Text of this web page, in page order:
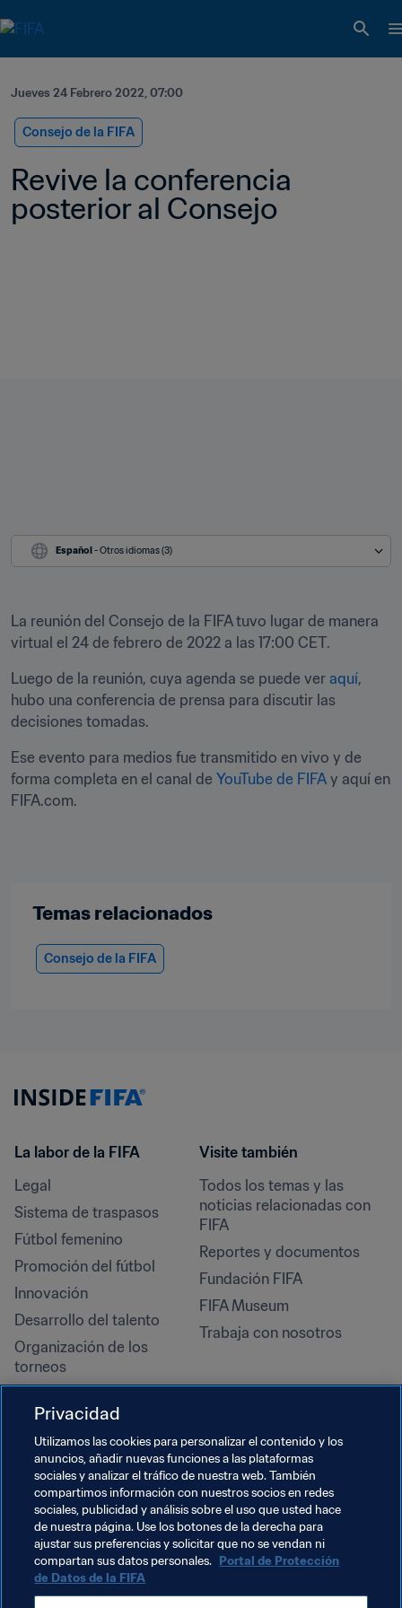
Jueves 24 Febrero 2022, 07:00
Consejo de la FIFA
Revive la conferencia
posterior al Consejo
Español - Otros idiomas (3)
La reunión del Consejo de la FIFA tuvo lugar de manera
virtual el 24 de febrero de 2022 a las 17:00 CET.
Luego de la reunión, cuya agenda se puede ver aquí,
hubo una conferencia de prensa para discutir las
decisiones tomadas.
Ese evento para medios fue transmitido en vivo y de
forma completa en el canal de YouTube de FIFA y aquí en
FIFA.com.
Temas relacionados
Consejo de la FIFA
La labor de la FIFA
Legal
Sistema de traspasos
Fútbol femenino
Promoción del fútbol
Innovación
Desarrollo del talento
Organización de los
torneos
Derechos humanos y lucha
contra la discriminación
Salud y atención médica
Iniciativas educativas
Visite también
Todos los temas y las
noticias relacionadas con
FIFA
Reportes y documentos
Fundación FIFA
FIFA Museum
Trabaja con nosotros
Privacidad
Utilizamos las cookies para personalizar el contenido y los
anuncios, añadir nuevas funciones a las plataformas
sociales y analizar el tráfico de nuestra web. También
compartimos información con nuestros socios en redes
sociales, publicidad y análisis sobre el uso que usted hace
de nuestra página. Use los botones de la derecha para
ajustar sus preferencias y solicitar que no se vendan ni
compartan sus datos personales. Portal de Protección
de Datos de la FIFA